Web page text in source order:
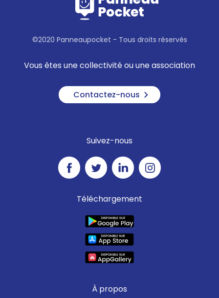
©2020 Panneaupocket - Tous droits réservés
Vous êtes une collectivité ou une association
Contactez-nous
Suivez-nous
Téléchargement
À propos